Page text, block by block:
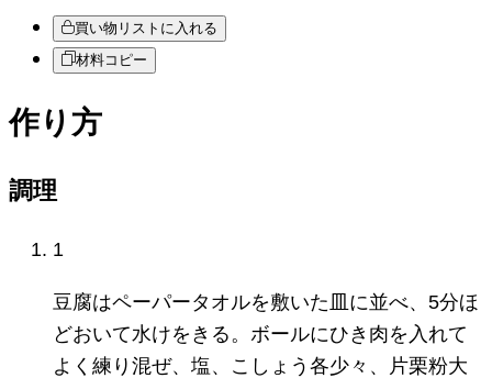
買い物リストに入れる
材料コピー
作り方
調理
1
豆腐はペーパータオルを敷いた皿に並べ、5分ほ
どおいて水けをきる。ボールにひき肉を入れて
よく練り混ぜ、塩、こしょう各少々、片栗粉大